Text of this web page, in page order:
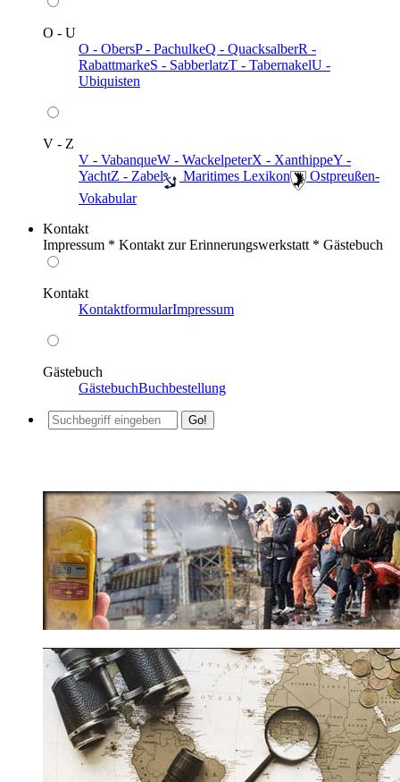
O - U
O - ObersP - PachulkeQ - QuacksalberR -
RabattmarkeS - SabberlatzT - TabernakelU -
Ubiquisten
V - Z
V - VabanqueW - WackelpeterX - XanthippeY -
YachtZ - Zabel ️ Maritimes Lexikon
️ Ostpreußen-
Vokabular
Kontakt
Impressum * Kontakt zur Erinnerungswerkstatt * Gästebuch
Kontakt
KontaktformularImpressum
Gästebuch
GästebuchBuchbestellung